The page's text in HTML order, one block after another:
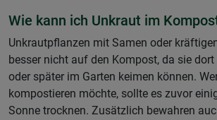
Wie kann ich Unkraut im
Unkrautpflanzen mit Samen oder
besser nicht auf den Kompost, da sie
oder später im Garten keimen können.
kompostieren möchte, sollte es zuvor
Sonne trocknen. Zusätzlich bewahren